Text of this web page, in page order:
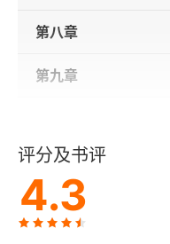
第八章
第九章
第十一章
第十二章
评分及书评
4.3